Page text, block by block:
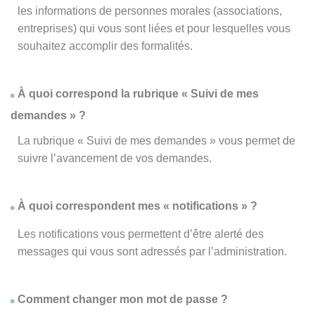
les informations de personnes morales (associations,
entreprises) qui vous sont liées et pour lesquelles vous
souhaitez accomplir des formalités.
À quoi correspond la rubrique « Suivi de mes
demandes » ?
La rubrique « Suivi de mes demandes » vous permet de
suivre l’avancement de vos demandes.
À quoi correspondent mes « notifications » ?
Les notifications vous permettent d’être alerté des
messages qui vous sont adressés par l’administration.
Comment changer mon mot de passe ?